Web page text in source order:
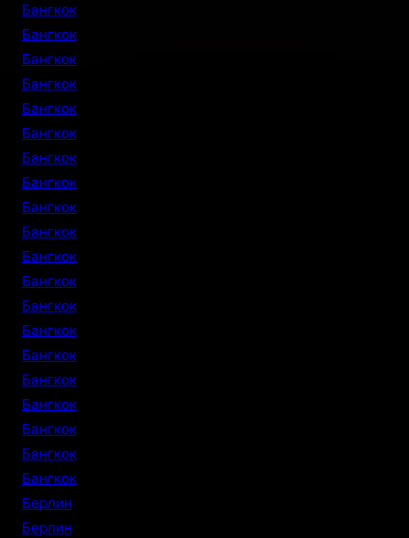
Бангкок
Бангкок
Бангкок
Бангкок
Бангкок
Бангкок
Бангкок
Бангкок
Бангкок
Бангкок
Бангкок
Бангкок
Бангкок
Бангкок
Бангкок
Бангкок
Бангкок
Бангкок
Бангкок
Бангкок
Берлин
Берлин